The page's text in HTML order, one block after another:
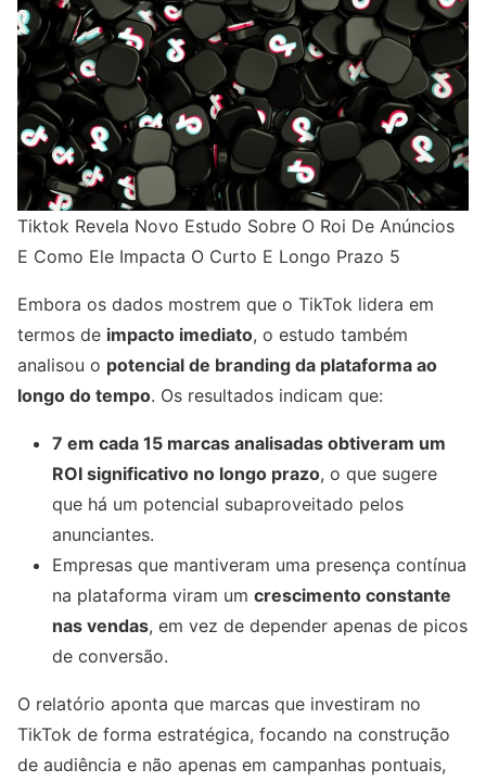
Tiktok Revela Novo Estudo Sobre O Roi De Anúncios
E Como Ele Impacta O Curto E Longo Prazo 5
Embora os dados mostrem que o TikTok lidera em
termos de impacto imediato, o estudo também
analisou o potencial de branding da plataforma ao
longo do tempo. Os resultados indicam que:
7 em cada 15 marcas analisadas obtiveram um
ROI significativo no longo prazo, o que sugere
que há um potencial subaproveitado pelos
anunciantes.
Empresas que mantiveram uma presença contínua
na plataforma viram um crescimento constante
nas vendas, em vez de depender apenas de picos
de conversão.
O relatório aponta que marcas que investiram no
TikTok de forma estratégica, focando na construção
de audiência e não apenas em campanhas pontuais,